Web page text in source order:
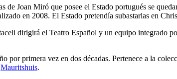
de Joan Miró que posee el Estado portugués se
en 2008. El Estado pretendía subastarlas en
dirigirá el Teatro Español y un equipo integrado
por primera vez en dos décadas. Pertenece a la
Mauritshuis.